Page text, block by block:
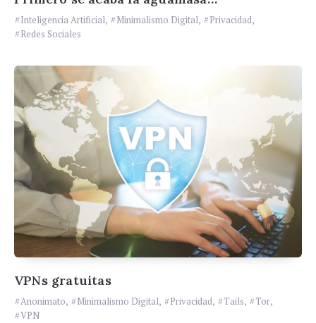
Inteligencia Artificial, Minimalismo Digital, Privacidad,
Redes Sociales
VPNs gratuitas
Anonimato, Minimalismo Digital, Privacidad, Tails, Tor,
VPN